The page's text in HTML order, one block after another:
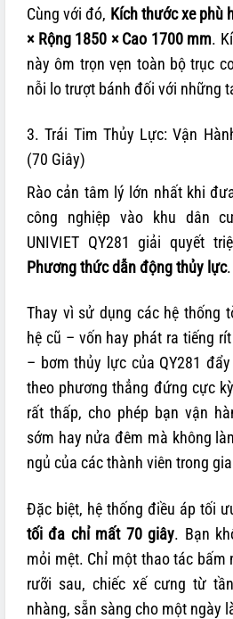
Cùng với đó, Kích thước xe phù
× Rộng 1850 × Cao 1700 mm.
này ôm trọn vẹn toàn bộ trục
nỗi lo trượt bánh đối với những
3. Trái Tim Thủy Lực: Vận
(70 Giây)
Rào cản tâm lý lớn nhất khi
công nghiệp vào khu dân
UNIVIET QY281 giải quyết
Phương thức dẫn động thủy lực.
Thay vì sử dụng các hệ thống
hệ cũ – vốn hay phát ra tiếng
– bơm thủy lực của QY281
theo phương thẳng đứng cực
rất thấp, cho phép bạn vận
sớm hay nửa đêm mà không
ngủ của các thành viên trong
Đặc biệt, hệ thống điều áp tối
tối đa chỉ mất 70 giây. Bạn
mỏi mệt. Chỉ một thao tác
rưỡi sau, chiếc xế cưng từ
nhàng, sẵn sàng cho một ngày